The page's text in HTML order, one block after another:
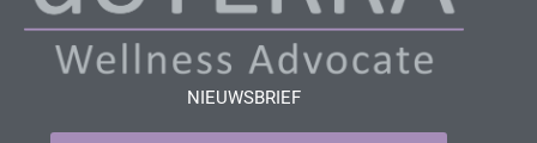
NIEUWSBRIEF